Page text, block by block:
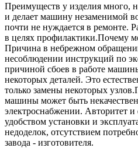
Преимуществ у изделия много,
и делает машину незаменимой
почти не нуждается в ремонте.
в целях профилактики.Почему
Причина в небрежном
несоблюдении инструкций по
причиной сбоев в работе
некоторых деталей. Это
только замены некоторых
машины может быть
электроснабжении. Авторитет и
удобством установки и
недоделок, отсутствием
завода - изготовителя.